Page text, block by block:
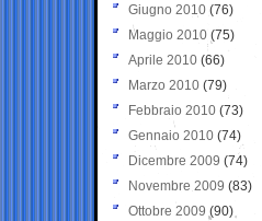
Giugno 2010 (76)
Maggio 2010 (75)
Aprile 2010 (66)
Marzo 2010 (79)
Febbraio 2010 (73)
Gennaio 2010 (74)
Dicembre 2009 (74)
Novembre 2009 (83)
Ottobre 2009 (90)